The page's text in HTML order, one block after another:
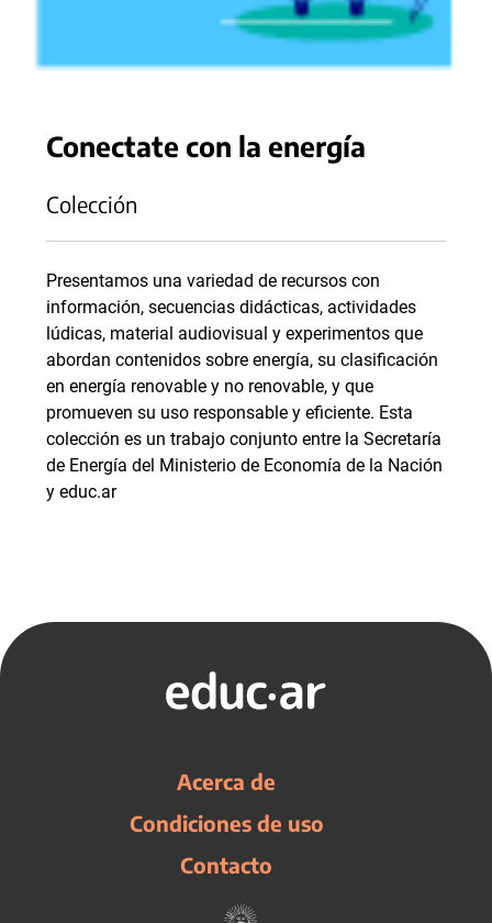
Conectate con la energía
Colección
Presentamos una variedad de recursos con
información, secuencias didácticas, actividades
lúdicas, material audiovisual y experimentos que
abordan contenidos sobre energía, su clasificación
en energía renovable y no renovable, y que
promueven su uso responsable y eficiente. Esta
colección es un trabajo conjunto entre la Secretaría
de Energía del Ministerio de Economía de la Nación
y educ.ar
Acerca de
Condiciones de uso
Contacto